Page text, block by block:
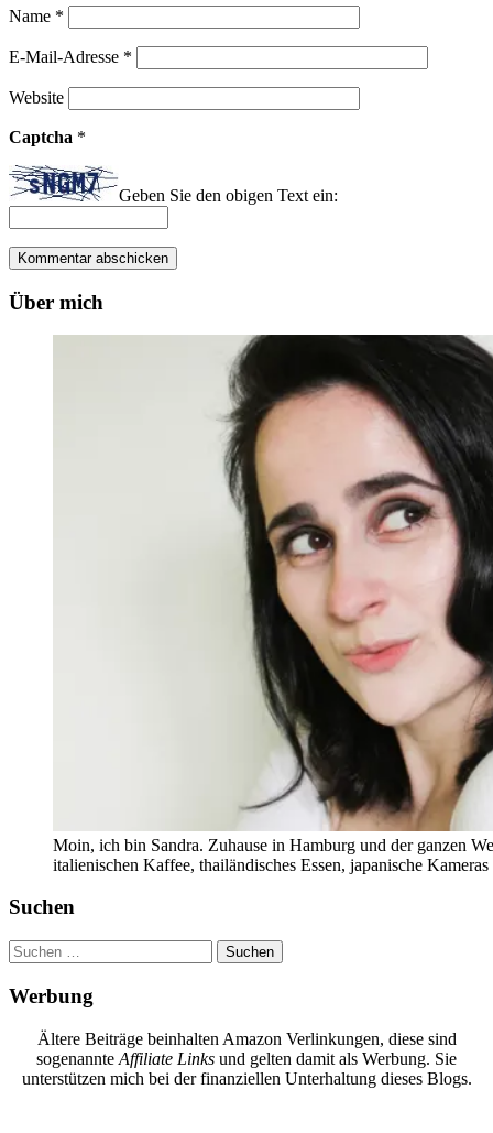
Name *
E-Mail-Adresse *
Website
Captcha *
Geben Sie den obigen Text ein:
Über mich
Moin, ich bin Sandra. Zuhause in Hamburg und der ganzen
italienischen Kaffee, thailändisches Essen, japanische
Suchen
Suchen
nach:
Werbung
Ältere Beiträge beinhalten Amazon Verlinkungen, diese sind
sogenannte Affiliate Links und gelten damit als Werbung. Sie
unterstützen mich bei der finanziellen Unterhaltung dieses Blogs.